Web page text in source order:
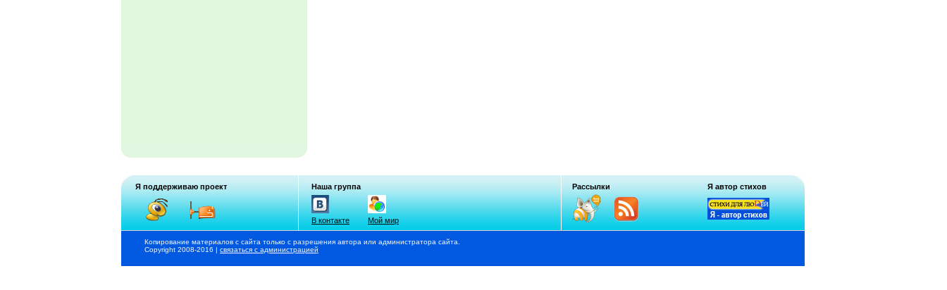
Я поддерживаю проект Наша группа
В контакте Мой мир
Рассылки Я автор стихов
Копирование материалов с сайта только с разрешения автора или администратора сайта.
Copyright 2008-2016 | связаться с администрацией